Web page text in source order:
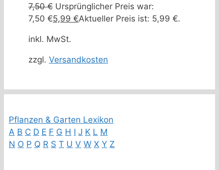
7,50€ Ursprünglicher Preis war:
7,50 €5,99 €Aktueller Preis ist: 5,99 €.
inkl. MwSt.
zzgl. Versandkosten
Pflanzen & Garten Lexikon
A B C D E F G H I J K L M
N O P Q R S T U V W X Y Z